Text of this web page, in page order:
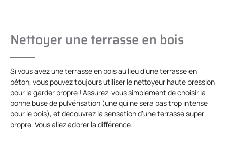
Nettoyer une terrasse en bois
Si vous avez une terrasse en bois au lieu d’une terrasse en
béton, vous pouvez toujours utiliser le nettoyeur haute pression
pour la garder propre ! Assurez-vous simplement de choisir la
bonne buse de pulvérisation (une qui ne sera pas trop intense
pour le bois), et découvrez la sensation d’une terrasse super
propre. Vous allez adorer la différence.